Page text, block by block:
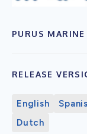
PURUS
RELEASE
English
Dutch